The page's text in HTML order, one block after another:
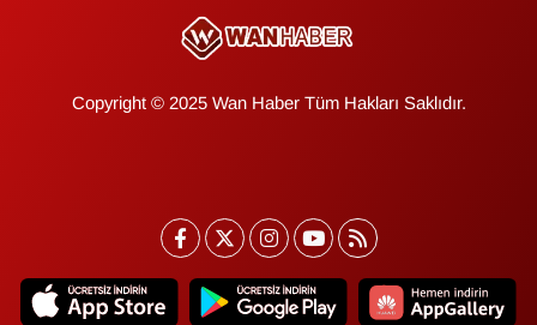
Copyright © 2025 Wan Haber Tüm Hakları Saklıdır.